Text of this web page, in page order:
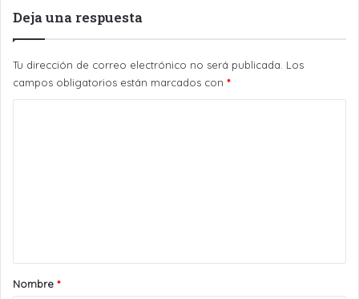
Deja una respuesta
Tu dirección de correo electrónico no será publicada. Los
campos obligatorios están marcados con *
rNombre *